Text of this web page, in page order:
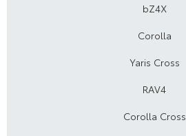
bZ4X
Corolla
Yaris Cross
RAV4
Corolla Cross